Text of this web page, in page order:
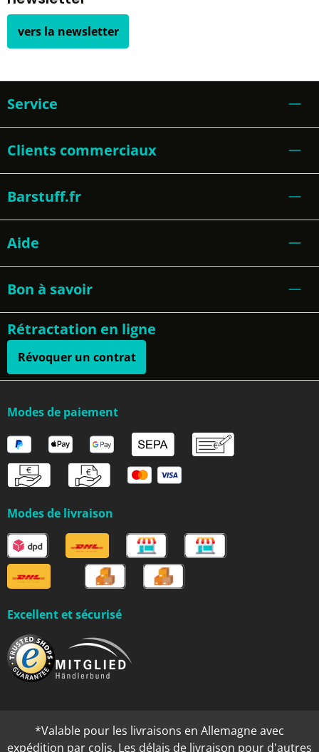
vers la newsletter
Service
Clients commerciaux
Barstuff.fr
Aide
Bon à savoir
Rétractation en ligne
Révoquer un contrat
Modes de paiement
Modes de livraison
Excellent et sécurisé
*Valable pour les livraisons en Allemagne avec
expédition par colis. Les délais de livraison pour d'autres